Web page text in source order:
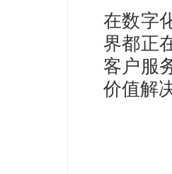
在数字
界都正
客户服
价值解